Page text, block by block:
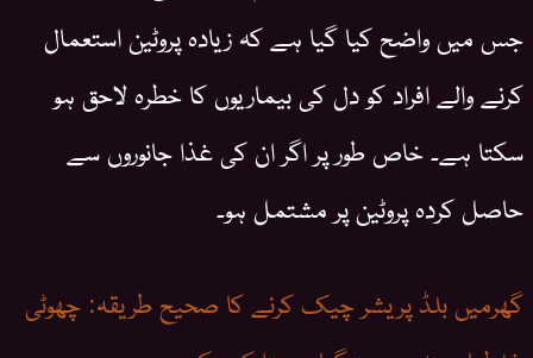
جس میں واضح کیا گیا ہے کہ زیادہ پروٹین استعمال
کرنے والے افراد کو دل کی بیماریوں کا خطرہ لاحق ہو
سکتا ہے۔ خاص طور پر اگر ان کی غذا جانوروں سے
حاصل کردہ پروٹین پر مشتمل ہو۔
گھرمیں بلڈ پریشر چیک کرنے کا صحیح طریقہ: چھوٹی